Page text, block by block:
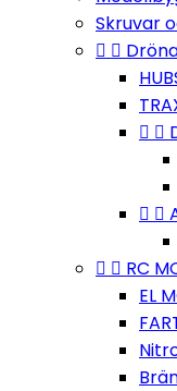
Skruvar
 
 
 
  RC
EL